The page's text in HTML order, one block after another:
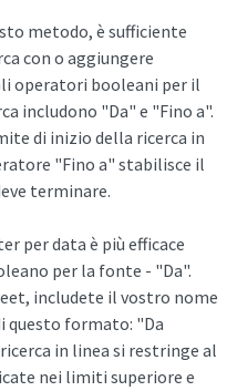
metodo, è sufficiente
con o aggiungere
operatori booleani per il
includono "Da" e "Fino a".
di inizio della ricerca in
"Fino a" stabilisce il
terminare.
per data è più efficace
per la fonte - "Da".
includete il vostro nome
questo formato: "Da
in linea si restringe al
nei limiti superiore e